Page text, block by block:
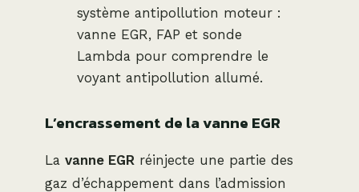
système antipollution moteur :
vanne EGR, FAP et sonde
Lambda pour comprendre le
voyant antipollution allumé.
L’encrassement de la vanne EGR
La vanne EGR réinjecte une partie des
gaz d’échappement dans l’admission